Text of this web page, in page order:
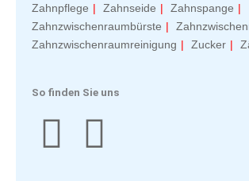
Zahnpflege
Zahnseide
Zahnspange
Zahnzwischenraumbürste
Zahnzwischenraumreinigung
Zucker
So finden Sie uns
I
F